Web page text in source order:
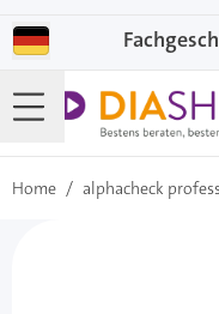
Home / alphacheck